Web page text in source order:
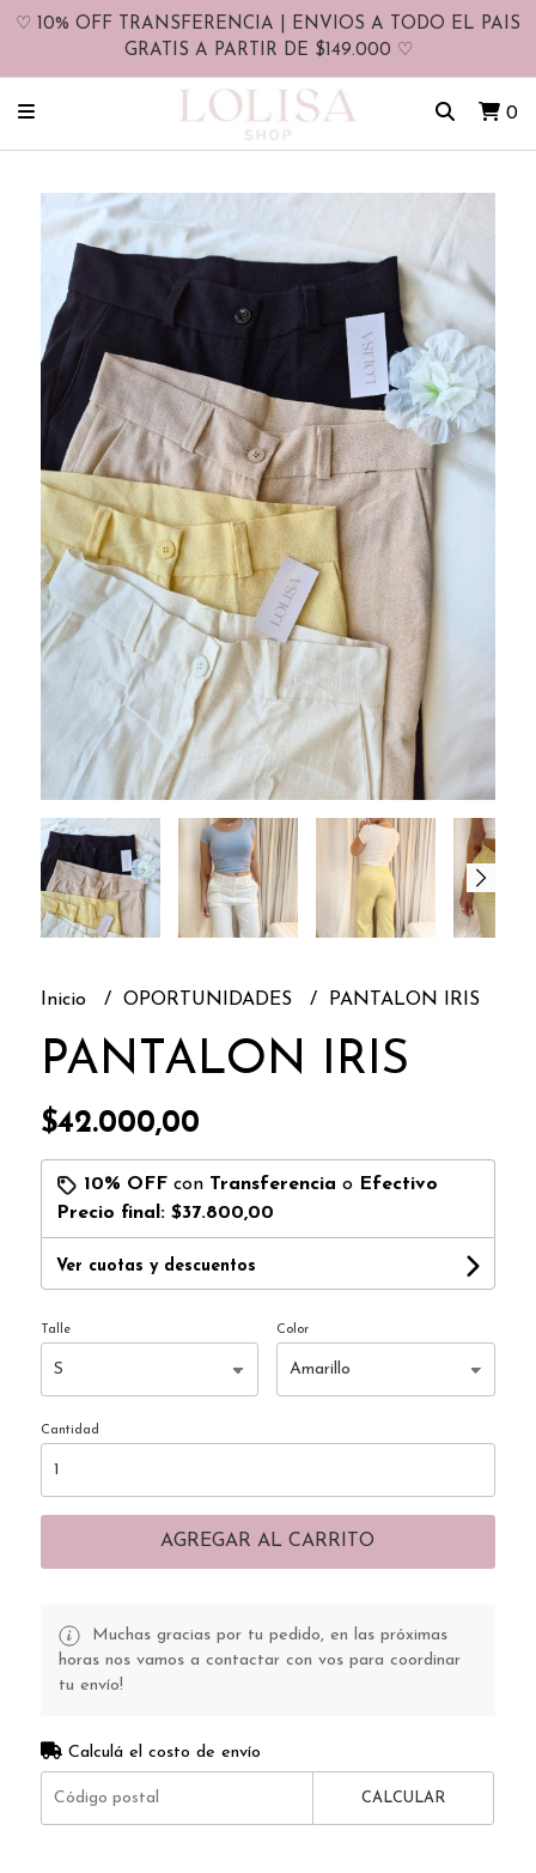
♡ 10% OFF TRANSFERENCIA | ENVIOS A TODO EL PAIS
GRATIS A PARTIR DE $149.000 ♡
0
Inicio OPORTUNIDADES PANTALON IRIS
PANTALON IRIS
$42.000,00
10% OFFcon Transferencia o Efectivo
Precio final: $37.800,00
Ver cuotas y descuentos
Talle Color
Cantidad
AGREGAR AL CARRITO
Muchas gracias por tu pedido, en las próximas
horas nos vamos a contactar con vos para coordinar
tu envío!
Calculá el costo de envío
CALCULAR